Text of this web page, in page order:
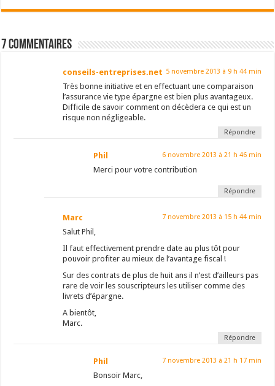
7 Commentaires
conseils-entreprises.net 5 novembre 2013 à 9 h 44 min
Très bonne initiative et en effectuant une comparaison
l’assurance vie type épargne est bien plus avantageux.
Difficile de savoir comment on décèdera ce qui est un
risque non négligeable.
Répondre
Phil 6 novembre 2013 à 21 h 46 min
Merci pour votre contribution
Répondre
Marc 7 novembre 2013 à 15 h 44 min
Salut Phil,
Il faut effectivement prendre date au plus tôt pour
pouvoir profiter au mieux de l’avantage fiscal !
Sur des contrats de plus de huit ans il n’est d’ailleurs pas
rare de voir les souscripteurs les utiliser comme des
livrets d’épargne.
A bientôt,
Marc.
Répondre
Phil 7 novembre 2013 à 21 h 17 min
Bonsoir Marc,